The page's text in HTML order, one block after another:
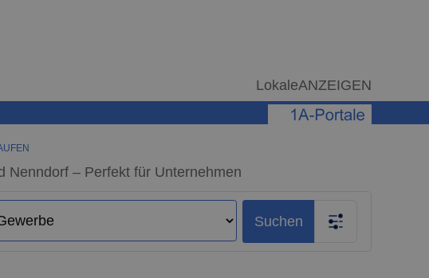
LokaleANZEIGEN
Nenndorf – Perfekt für Unternehmen
Suchen